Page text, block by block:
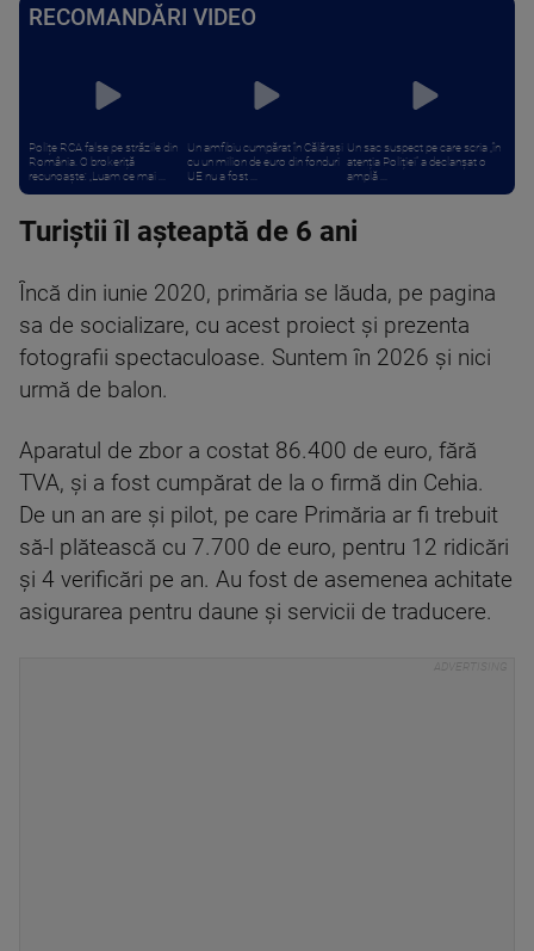
RECOMANDĂRI VIDEO
Polițe RCA false pe străzile din
România. O brokeriță
recunoaște: „Luam ce mai ...
Un amfibiu cumpărat în Călărași
cu un milion de euro din fonduri
UE nu a fost ...
Un sac suspect pe care scria „în
atenția Poliției” a declanșat o
amplă ...
Turiștii îl așteaptă de 6 ani
Încă din iunie 2020, primăria se lăuda, pe pagina
sa de socializare, cu acest proiect și prezenta
fotografii spectaculoase. Suntem în 2026 și nici
urmă de balon.
Aparatul de zbor a costat 86.400 de euro, fără
TVA, și a fost cumpărat de la o firmă din Cehia.
De un an are și pilot, pe care Primăria ar fi trebuit
să-l plătească cu 7.700 de euro, pentru 12 ridicări
și 4 verificări pe an. Au fost de asemenea achitate
asigurarea pentru daune și servicii de traducere.